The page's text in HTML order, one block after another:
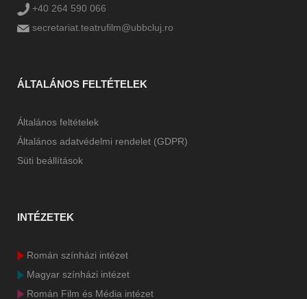
+40 264 590 066
secretariat.teatrufilm@ubbcluj.ro
ÁLTALÁNOS FELTÉTELEK
Általános feltételek
Általános adatvédelmi rendelet (GDPR)
Süti beállítások
INTÉZETEK
Román színházi intézet
Magyar színházi intézet
Román Film és Média intézet